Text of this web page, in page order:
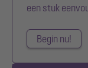
een stuk
Begin nu!